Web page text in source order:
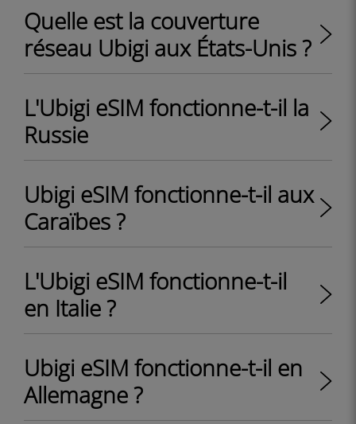
Quelle est la couverture
réseau Ubigi aux États-Unis ?
L'Ubigi eSIM fonctionne-t-il la
Russie
Ubigi eSIM fonctionne-t-il aux
Caraïbes ?
L'Ubigi eSIM fonctionne-t-il
en Italie ?
Ubigi eSIM fonctionne-t-il en
Allemagne ?